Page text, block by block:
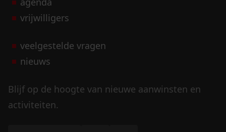
vrijwilligers
veelgestelde vragen
nieuws
Blijf op de hoogte van nieuwe aanwinsten en
activiteiten.